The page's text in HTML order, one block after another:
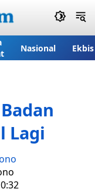
Nasional Ekbis
Lagi